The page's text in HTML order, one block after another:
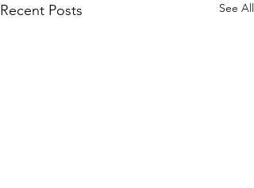
Recent Posts See All